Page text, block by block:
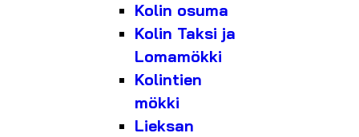
Kolin osuma
Kolin Taksi ja
Lomamökki
Kolintien
mökki
Lieksan